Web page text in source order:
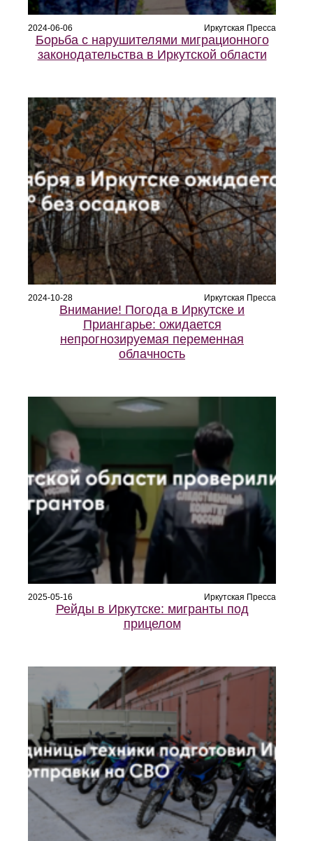
2024-06-06 Иркутская Пресса
Борьба с нарушителями миграционного
законодательства в Иркутской области
2024-10-28 Иркутская Пресса
Внимание! Погода в Иркутске и
Приангарье: ожидается
непрогнозируемая переменная
облачность
2025-05-16 Иркутская Пресса
Рейды в Иркутске: мигранты под
прицелом